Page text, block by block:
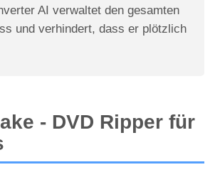
AI verwaltet den gesamten
und verhindert, dass er plötzlich
- DVD Ripper für